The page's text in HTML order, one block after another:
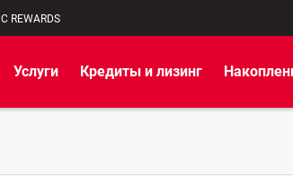
C REWARDS
Услуги Кредиты и лизинг